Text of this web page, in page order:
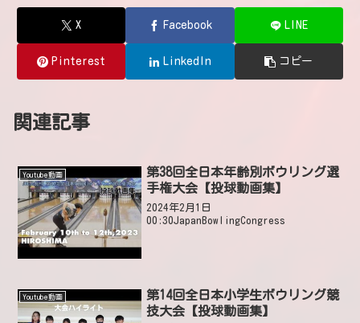
X Facebook LINE
Pinterest LinkedIn コピー
関連記事
Youtube動画
第38回全日本年齢別ボウリング選
手権大会【投球動画集】
2024年2月1日
00:30JapanBowlingCongress
Youtube動画
第14回全日本小学生ボウリング競
技大会【投球動画集】